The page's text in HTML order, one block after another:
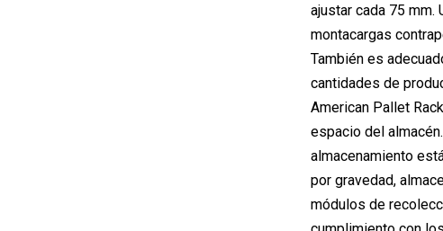
ajustar cada 75
montacargas
También es
cantidades de
American Pallet
espacio del
almacenamiento
por gravedad,
módulos de